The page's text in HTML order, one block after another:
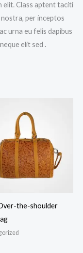
elit. Class aptent taciti
per inceptos
urna eu felis dapibus
elit sed .
the-shoulder